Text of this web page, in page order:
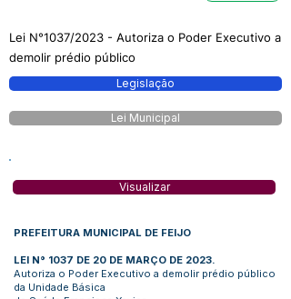
Lei N°1037/2023 - Autoriza o Poder Executivo a
demolir prédio público
Legislação
Lei Municipal
Visualizar
PREFEITURA MUNICIPAL DE FEIJO
LEI N° 1037 DE 20 DE MARÇO DE 2023.
Autoriza o Poder Executivo a demolir prédio público
da Unidade Básica